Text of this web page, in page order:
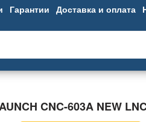
Гарантии Доставка и оплата
CNC-603A NEW